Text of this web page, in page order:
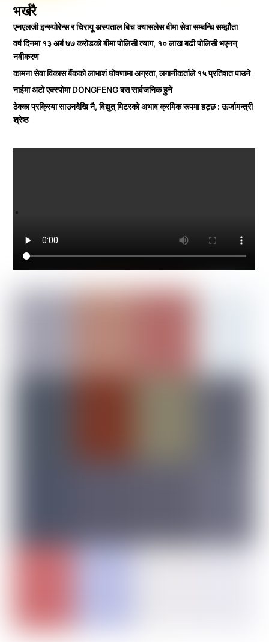
भर्खरै
एनएलजी इन्स्योरेन्स र चिरायू अस्पताल बिच क्यासलेस बीमा सेवा सम्बन्धि सम्झौता
वर्ष दिनमा १३ अर्ब ७७ करोडको बीमा पोलिसी त्याग, १० लाख बढी पोलिसी भएनन्
नवीकरण
कामना सेवा विकास बैंकको लाभाशं घोषणामा अग्रता, लगानीकर्ताले १५ प्रतिशत पाउने
नाईमा अटो एक्स्पोमा DONGFENG बस सार्वजनिक हुने
ठेक्का प्रक्रिया साउनदेखि नै, विद्युत् मिटरको अभाव क्रमिक रूपमा हट्छ : ऊर्जामन्त्री
श्रेष्ठ